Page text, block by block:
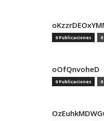
0 Publicaciones 0
oOfQnvoheD
0 Publicaciones 0